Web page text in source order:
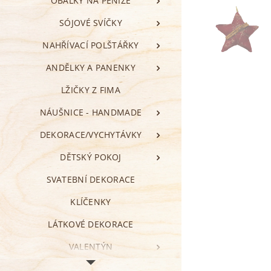
SÓJOVÉ SVÍČKY
NAHŘÍVACÍ POLŠTÁŘKY
ANDĚLKY A PANENKY
LŽIČKY Z FIMA
NÁUŠNICE - HANDMADE
DEKORACE/VYCHYTÁVKY
DĚTSKÝ POKOJ
SVATEBNÍ DEKORACE
KLÍČENKY
LÁTKOVÉ DEKORACE
VALENTÝN